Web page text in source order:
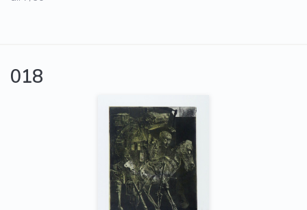
018